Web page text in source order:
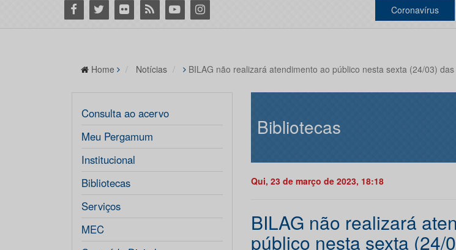
Facebook
Twitter Flickr RSS YoutubeInstagram Coronavírus
Home Notícias BILAG não realizará atendimento ao público nesta sexta (24/03)
Consulta ao acervo
Meu Pergamum
Institucional
Bibliotecas
Serviços
MEC
Bibliotecas
Qui, 23 de março de 2023, 18:18
BILAG não realizará
público nesta sexta (24/